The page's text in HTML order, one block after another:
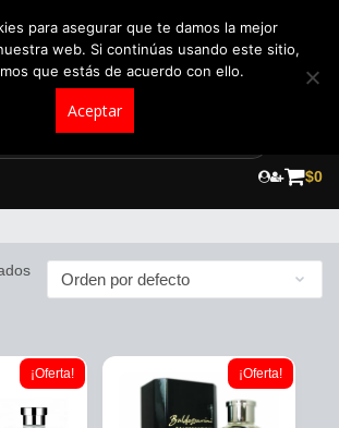
$0
¡Oferta! ¡Oferta!
para asegurar que te damos la mejor
web. Si continúas usando este sitio,
que estás de acuerdo con ello.
Aceptar